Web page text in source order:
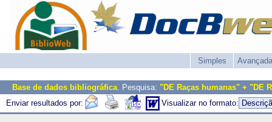
Simples Avançada
Base de dados bibliográfica. Pesquisa: "DE Raças humanas" + "DE
Enviar resultados por:
Visualizar no formato: